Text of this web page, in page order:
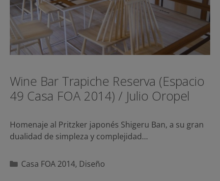
Wine Bar Trapiche Reserva (Espacio
49 Casa FOA 2014) / Julio Oropel
Homenaje al Pritzker japonés Shigeru Ban, a su gran
dualidad de simpleza y complejidad…
Categorías
Casa FOA 2014, Diseño